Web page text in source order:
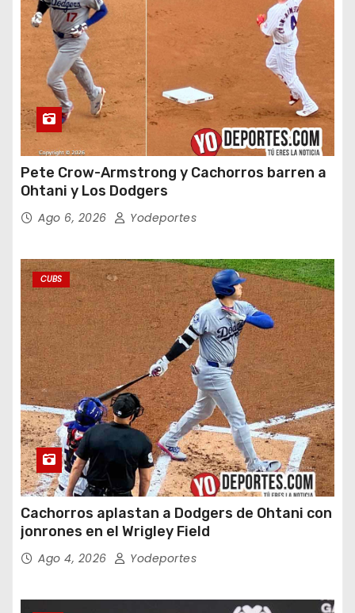
Pete Crow-Armstrong y Cachorros barren a
Ohtani y Los Dodgers
Ago 6, 2026 Yodeportes
CUBS
Cachorros aplastan a Dodgers de Ohtani con
jonrones en el Wrigley Field
Ago 4, 2026 Yodeportes